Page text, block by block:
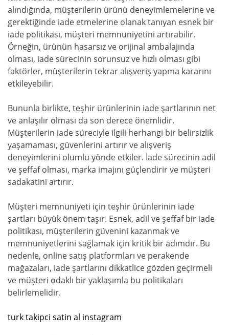
alındığında, müşterilerin ürünü deneyimlemelerine ve
gerektiğinde iade etmelerine olanak tanıyan esnek bir
iade politikası, müşteri memnuniyetini artırabilir.
Örneğin, ürünün hasarsız ve orijinal ambalajında
olması, iade sürecinin sorunsuz ve hızlı olması gibi
faktörler, müşterilerin tekrar alışveriş yapma kararını
etkileyebilir.
Bununla birlikte, teşhir ürünlerinin iade şartlarının net
ve anlaşılır olması da son derece önemlidir.
Müşterilerin iade süreciyle ilgili herhangi bir belirsizlik
yaşamaması, güvenlerini artırır ve alışveriş
deneyimlerini olumlu yönde etkiler. İade sürecinin adil
ve şeffaf olması, marka imajını güçlendirir ve müşteri
sadakatini artırır.
Müşteri memnuniyeti için teşhir ürünlerinin iade
şartları büyük önem taşır. Esnek, adil ve şeffaf bir iade
politikası, müşterilerin güvenini kazanmak ve
memnuniyetlerini sağlamak için kritik bir adımdır. Bu
nedenle, online satış platformları ve perakende
mağazaları, iade şartlarını dikkatlice gözden geçirmeli
ve müşteri odaklı bir yaklaşımla bu politikaları
belirlemelidir.
turk takipci satin al instagram